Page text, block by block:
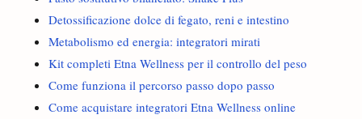
Detossificazione dolce di fegato, reni e intestino
Metabolismo ed energia: integratori mirati
Kit completi Etna Wellness per il controllo del peso
Come funziona il percorso passo dopo passo
Come acquistare integratori Etna Wellness online